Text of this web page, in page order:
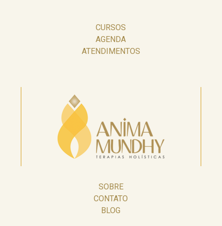
CURSOS
AGENDA
ATENDIMENTOS
SOBRE
CONTATO
BLOG